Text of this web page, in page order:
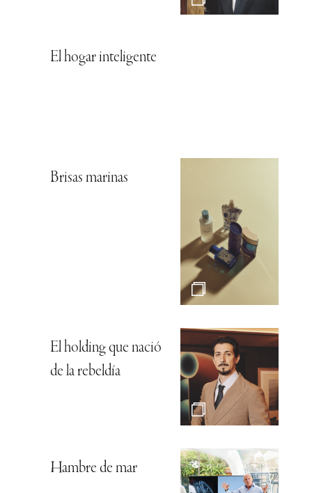
El hogar inteligente
Brisas marinas
El holding que nació
de la rebeldía
Hambre de mar